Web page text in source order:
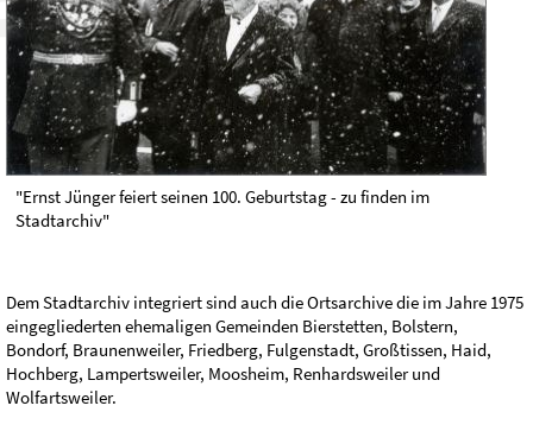
"Ernst Jünger feiert seinen 100. Geburtstag - zu finden im
Stadtarchiv"
Dem Stadtarchiv integriert sind auch die Ortsarchive die im Jahre 1975
eingegliederten ehemaligen Gemeinden Bierstetten, Bolstern,
Bondorf, Braunenweiler, Friedberg, Fulgenstadt, Großtissen, Haid,
Hochberg, Lampertsweiler, Moosheim, Renhardsweiler und
Wolfartsweiler.